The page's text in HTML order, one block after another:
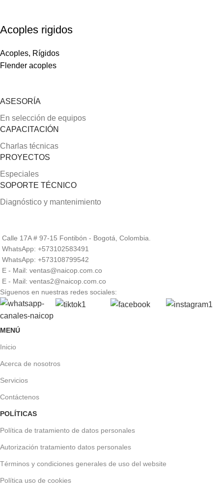
Acoples rigidos
Acoples, Rígidos
Flender acoples
ASESORÍA
En selección de equipos
CAPACITACIÓN
Charlas técnicas
PROYECTOS
Especiales
SOPORTE TÉCNICO
Diagnóstico y mantenimiento
Calle 17A # 97-15 Fontibón - Bogotá, Colombia.
WhatsApp: +573102583491
WhatsApp: +573108799542
E - Mail: ventas@naicop.com.co
E - Mail: ventas2@naicop.com.co
Síguenos en nuestras redes sociales:
MENÚ
Inicio
Acerca de nosotros
Servicios
Contáctenos
POLÍTICAS
Política de tratamiento de datos personales
Autorización tratamiento datos personales
Términos y condiciones generales de uso del website
Política uso de cookies